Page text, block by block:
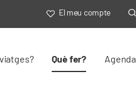
El meu compte
Què fer? Agenda